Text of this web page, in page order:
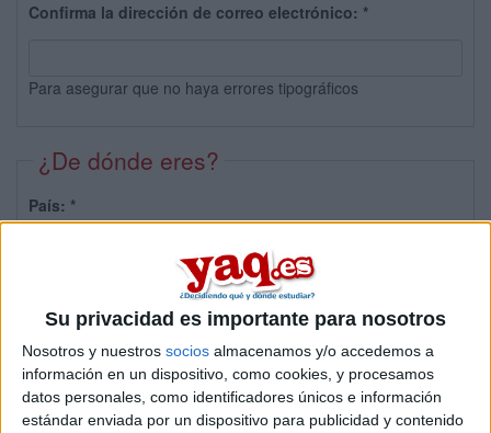
Su privacidad es importante para nosotros
Nosotros y nuestros socios almacenamos y/o accedemos a
información en un dispositivo, como cookies, y procesamos
datos personales, como identificadores únicos e información
estándar enviada por un dispositivo para publicidad y contenido
Confirma la dirección de correo electrónico: *
Para asegurar que no haya errores tipográficos
¿De dónde eres?
País: *
Sobre ti